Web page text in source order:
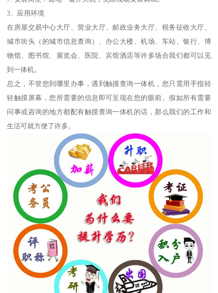
3、应用环境
在房屋交易中心大厅、营业大厅、邮政业务大厅、税务征收大厅、
城市街头（的城市信息查询）、办公大楼、机场、车站、银行、博
物馆、图书馆、展览会、医院、宾馆酒店等许多场合我们都可以见
到一体机。
总之，不管您到哪里办事，遇到触摸查询一体机，您只需用手指轻
轻触摸屏幕，您所需要的信息即可呈现在您的眼前。假如所有需要
问事或咨询的地方都配有触摸查询一体机的话，那么我们的工作和
生活可就方便了许多。